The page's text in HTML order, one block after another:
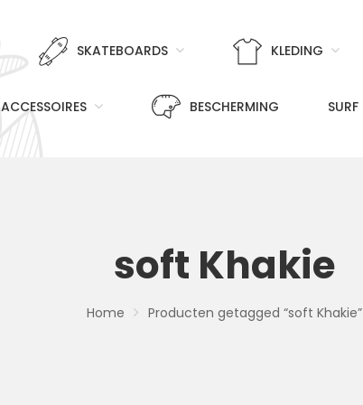
SKATEBOARDS KLEDING
ACCESSOIRES BESCHERMING SURF
soft Khakie
Home Producten getagged “soft Khakie”